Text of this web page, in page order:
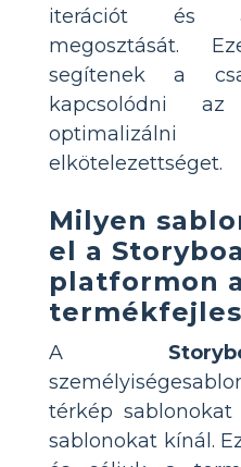
iterációt és
megosztását.
segítenek a
kapcsolódni
elkötelezettséget.
Milyen
el a
platformon a
A
térkép
sablonokat kínál.